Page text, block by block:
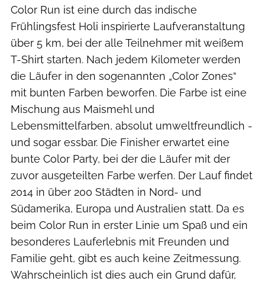
Color Run ist eine durch das indische
Frühlingsfest Holi inspirierte Laufveranstaltung
über 5 km, bei der alle Teilnehmer mit weißem
T-Shirt starten. Nach jedem Kilometer werden
die Läufer in den sogenannten „Color Zones“
mit bunten Farben beworfen. Die Farbe ist eine
Mischung aus Maismehl und
Lebensmittelfarben, absolut umweltfreundlich -
und sogar essbar. Die Finisher erwartet eine
bunte Color Party, bei der die Läufer mit der
zuvor ausgeteilten Farbe werfen. Der Lauf findet
2014 in über 200 Städten in Nord- und
Südamerika, Europa und Australien statt. Da es
beim Color Run in erster Linie um Spaß und ein
besonderes Lauferlebnis mit Freunden und
Familie geht, gibt es auch keine Zeitmessung.
Wahrscheinlich ist dies auch ein Grund dafür,